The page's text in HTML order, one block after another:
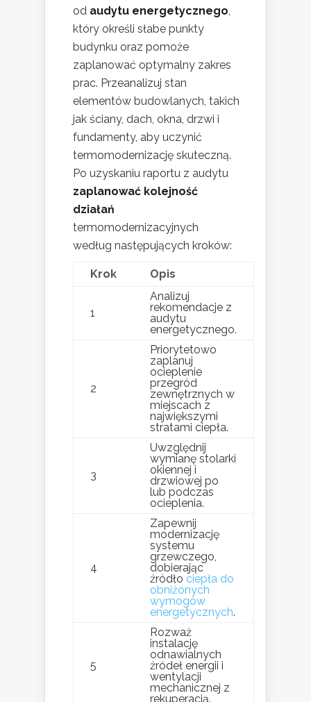
od audytu energetycznego
który określi słabe punkty
budynku oraz pomoże
zaplanować optymalny zakres
prac. Przeanalizuj stan
elementów budowlanych, takich
jak ściany, dach, okna, drzwi i
fundamenty, aby uczynić
termomodernizację skuteczną.
Po uzyskaniu raportu z audytu
zaplanować kolejność
działań
termomodernizacyjnych
według następujących kroków:
Krok Opis
1
Analizuj
rekomendacje z
audytu
energetycznego.
2
Priorytetowo
zaplanuj
ocieplenie
przegród
zewnętrznych w
miejscach z
największymi
stratami ciepła.
3
Uwzględnij
wymianę stolarki
okiennej i
drzwiowej po
lub podczas
ocieplenia.
4
Zapewnij
modernizację
systemu
grzewczego,
dobierając
źródło ciepła do
obniżonych
wymogów
energetycznych.
5
Rozważ
instalację
odnawialnych
źródeł energii i
wentylacji
mechanicznej z
rekuperacją.